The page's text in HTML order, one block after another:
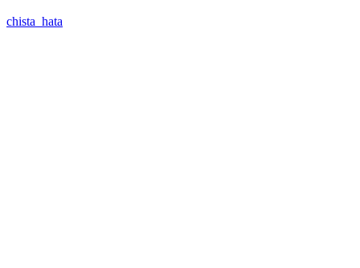
chista_hata